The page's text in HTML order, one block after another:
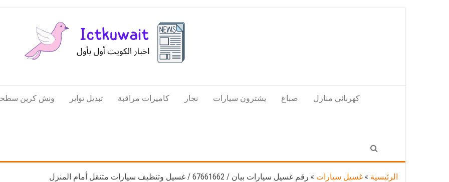
الكويت
تكنولوجيا
المعلومات
ونش كرين تبديل تواير كاميرات مراقبة نجار يشترون سيارات صباغ كهربائي منازل
الرئيسية » غسيل سيارات » رقم غسيل سيارات بيان / 67661662 / غسيل وتنظيف سيارات متنقل أمام المنزل